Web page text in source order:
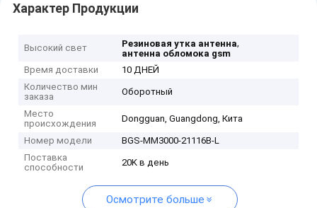
Характер Продукции
Высокий свет Резиновая утка антенна,
антенна обломока gsm
Время доставки
10 ДНЕЙ
Количество мин
заказа
Оборотный
Место
происхождения
Dongguan, Guangdong, Кита
Номер модели
BGS-MM3000-21116B-L
Поставка
способности
20K в день
Осмотрите больше